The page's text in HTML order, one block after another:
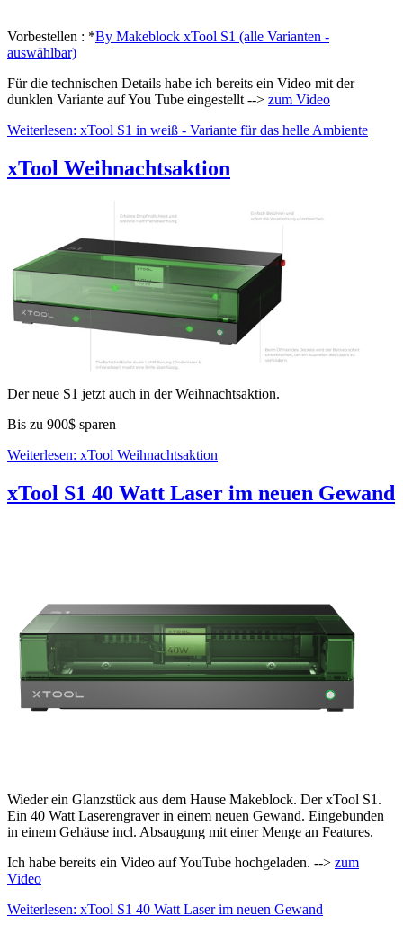
Vorbestellen : *By Makeblock xTool S1 (alle Varianten -
auswählbar)
Für die technischen Details habe ich bereits ein Video mit der
dunklen Variante auf You Tube eingestellt --> zum Video
Weiterlesen: xTool S1 in weiß - Variante für das helle Ambiente
xTool Weihnachtsaktion
Der neue S1 jetzt auch in der Weihnachtsaktion.
Bis zu 900$ sparen
Weiterlesen: xTool Weihnachtsaktion
xTool S1 40 Watt Laser im neuen Gewand
Wieder ein Glanzstück aus dem Hause Makeblock. Der xTool S1.
Ein 40 Watt Laserengraver in einem neuen Gewand. Eingebunden
in einem Gehäuse incl. Absaugung mit einer Menge an Features.
Ich habe bereits ein Video auf YouTube hochgeladen. --> zum
Video
Weiterlesen: xTool S1 40 Watt Laser im neuen Gewand